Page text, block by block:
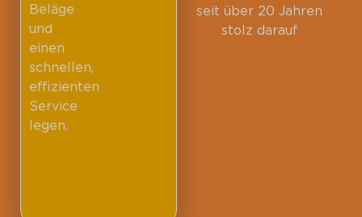
seit über 20 Jahren
stolz darauf
Beläge
und
einen
schnellen,
effizienten
Service
legen.